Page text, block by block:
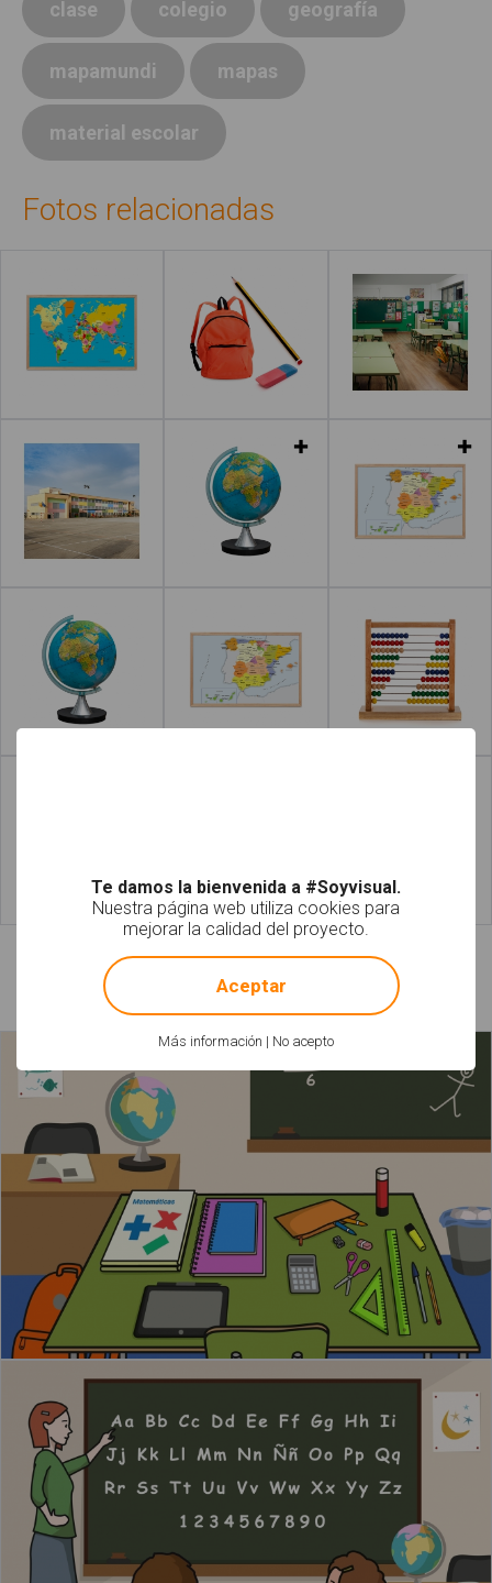
clase colegio geografía
mapamundi mapas
material escolar
Fotos relacionadas
Leer más Leer más
Láminas relacionadas
Te damos la bienvenida a #Soyvisual.
Nuestra página web utiliza cookies para
mejorar la calidad del proyecto.
Más información | No acepto
! Not valid!
Aceptar